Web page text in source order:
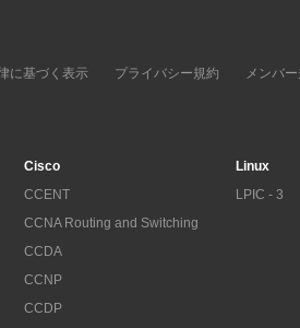
に基づく表示 プライバシー規約 メンバ
Cisco
CCENT
CCNA Routing and Switching
CCDA
CCNP
CCDP
Linux
LPIC - 3